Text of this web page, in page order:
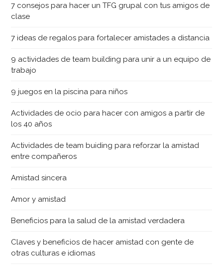
7 consejos para hacer un TFG grupal con tus amigos de
clase
7 ideas de regalos para fortalecer amistades a distancia
9 actividades de team building para unir a un equipo de
trabajo
9 juegos en la piscina para niños
Actividades de ocio para hacer con amigos a partir de
los 40 años
Actividades de team buiding para reforzar la amistad
entre compañeros
Amistad sincera
Amor y amistad
Beneficios para la salud de la amistad verdadera
Claves y beneficios de hacer amistad con gente de
otras culturas e idiomas